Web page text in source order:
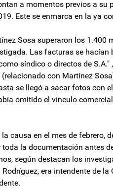
a momentos previos a su
Este se enmarca en la ya
Sosa superaron los 1.400
Las facturas se hacían
síndico o directos de
con Martínez
se llegó a sacar fotos con
omitido el vínculo
causa en el mes de febrero,
la documentación antes
según destacan los
era intendente de